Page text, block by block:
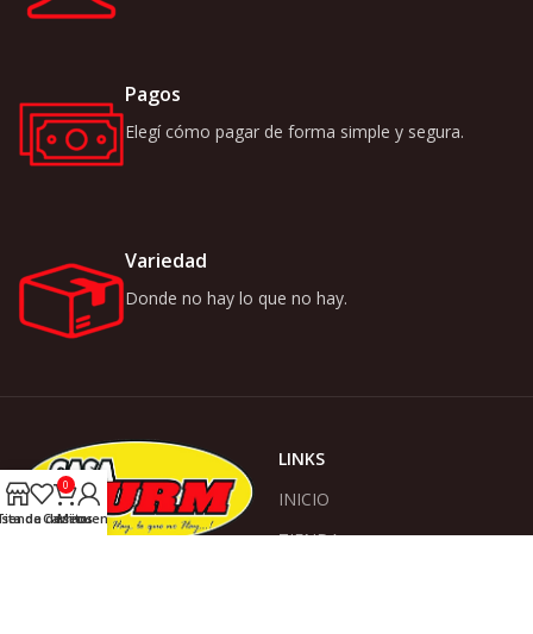
Pagos
Elegí cómo pagar de forma simple y segura.
Variedad
Donde no hay lo que no hay.
LINKS
INICIO
TIENDA
de deseos
0
Carrito
Mi cuenta